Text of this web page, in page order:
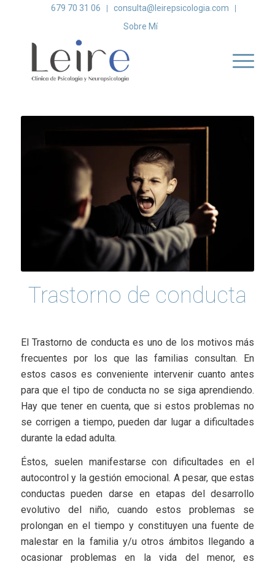
679 70 31 06
consulta@leirepsicologia.com
Sobre Mí
Trastorno de conducta
El Trastorno de conducta es uno de los motivos más
frecuentes por los que las familias consultan. En
estos casos es conveniente intervenir cuanto antes
para que el tipo de conducta no se siga aprendiendo.
Hay que tener en cuenta, que si estos problemas no
se corrigen a tiempo, pueden dar lugar a dificultades
durante la edad adulta.
Éstos, suelen manifestarse con dificultades en el
autocontrol y la gestión emocional. A pesar, que estas
conductas pueden darse en etapas del desarrollo
evolutivo del niño, cuando estos problemas se
prolongan en el tiempo y constituyen una fuente de
malestar en la familia y/u otros ámbitos llegando a
ocasionar problemas en la vida del menor, es